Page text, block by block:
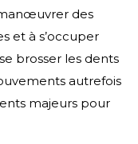
des
et à s’occuper
brosser les dents
autrefois
majeurs pour